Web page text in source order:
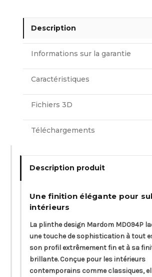
Description
Informations sur la garantie
Caractéristiques
Fichiers 3D
Téléchargements
Description produit
Une finition élégante pour
intérieurs
La plinthe design Mardom MD094P
une touche de sophistication à tout
son profil extrêmement fin et à sa
brillante. Conçue pour les intérieurs
contemporains comme classiques,